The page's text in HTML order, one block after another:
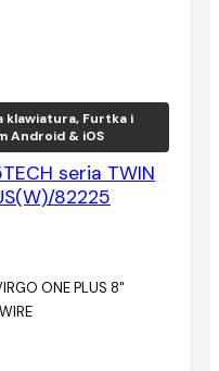
klawiatura, Furtka i
Android & iOS
seria TWIN
82225
ONE PLUS 8"